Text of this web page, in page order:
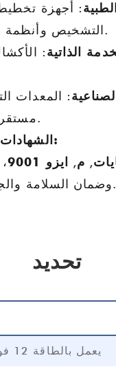
: أجهزة
التشخيص وأنظمة مراقبة المرضى.
الذاتية:
: المعدات
مستقرة ونقل البيانات.
الشهادات وضمان الجودة:
, م, ايزو 9001
وضمان السلامة والجودة والموثوقية.
تحديد
كابل USB يعمل بالطاقة 12 فولت